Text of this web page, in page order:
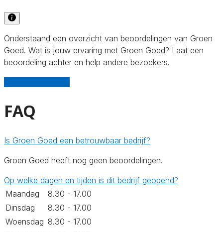
Onderstaand een overzicht van beoordelingen van Groen
Goed. Wat is jouw ervaring met Groen Goed? Laat een
beoordeling achter en help andere bezoekers.
FAQ
Is Groen Goed een betrouwbaar bedrijf?
Groen Goed heeft nog geen beoordelingen.
Op welke dagen en tijden is dit bedrijf geopend?
Maandag
8.30 - 17.00
Dinsdag
8.30 - 17.00
Woensdag 8.30 - 17.00